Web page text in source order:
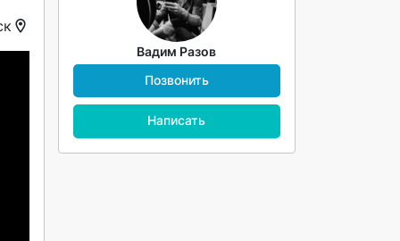
Вадим Разов
Позвонить
Написать